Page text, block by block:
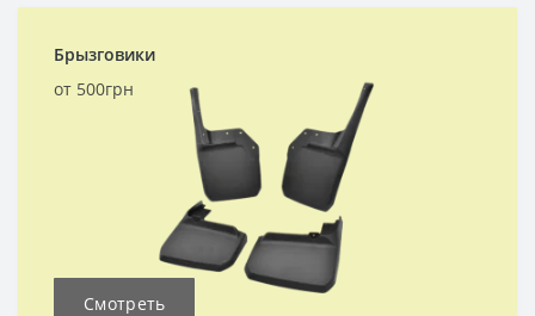
Брызговики
от 500грн
Смотреть